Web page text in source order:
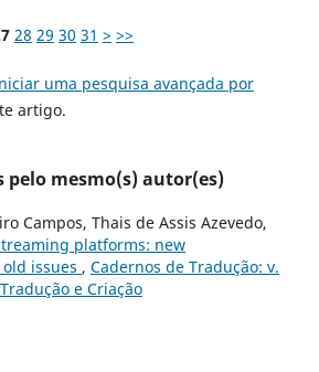
28 29 30 31 > >>
uma pesquisa avançada por
artigo.
mesmo(s) autor(es)
Campos, Thais de Assis Azevedo,
platforms: new
issues , Cadernos de Tradução: v.
e Criação